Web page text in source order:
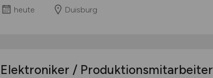
heute Duisburg
Elektroniker / Produktionsmitarbeiter